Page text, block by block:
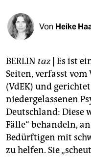
fragen & hilfe
abo
genossenschaft
epaper login
Von Heike
BERLIN taz Es ist
Seiten, verfasst vom
(VdEK) und
niedergelassenen
Deutschland: Diese
Fälle“ behandeln,
Bedürftigen mit
zu helfen. Sie